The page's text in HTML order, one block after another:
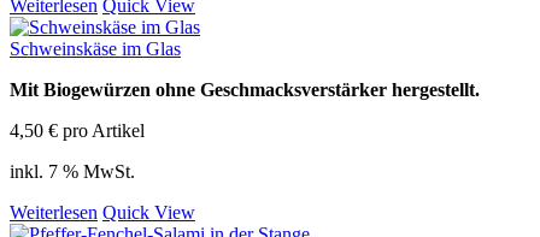
Weiterlesen Quick View
Schweinskäse im Glas
Mit Biogewürzen ohne Geschmacksverstärker hergestellt.
4,50 € pro Artikel
inkl. 7 % MwSt.
Weiterlesen Quick View